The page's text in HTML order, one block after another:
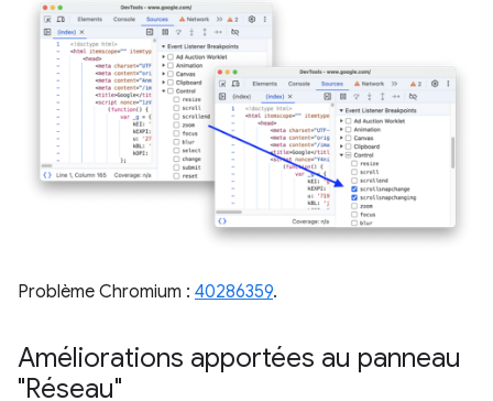
Problème Chromium : 40286359.
Améliorations apportées au panneau
"Réseau"